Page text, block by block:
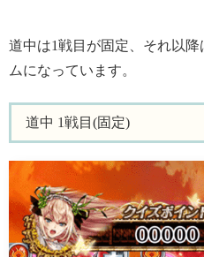
道中は1戦目が固定、それ以
ムになっています。
道中 1戦目(固定)